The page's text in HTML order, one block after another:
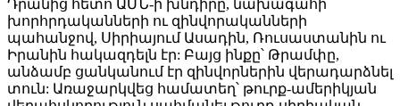
Դրանից հետո ԱՄՆ-ի խնդիրը, նախագահի
խորհրդականների ու զինվորականների
պահանջով, Սիրիայում Ասադին, Ռուսաստանին ու
Իրանին հակազդելն էր: Բայց ինքը՝ Թրամփը,
անձամբ ցանկանում էր զինվորներին վերադարձնել
տուն: Առաջարկվեց համատեղ՝ թուրք-ամերիկյան